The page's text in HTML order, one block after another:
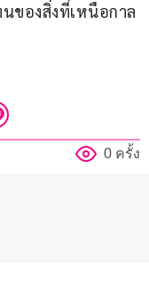
ของสิ่งที่เหนือกาล
0 ครั้ง